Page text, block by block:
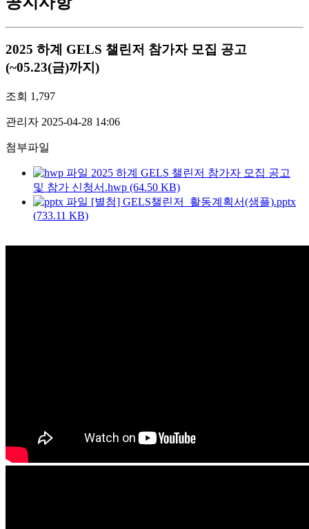
2025 하계 GELS 챌린저 참가자 모집 공고
(~05.23(금)까지)
조회 1,797
관리자 2025-04-28 14:06
첨부파일
2025 하계 GELS 챌린저 참가자 모집 공고
및 참가 신청서.hwp (64.50 KB)
[별첨] GELS챌린저_활동계획서(샘플).pptx
(733.11 KB)